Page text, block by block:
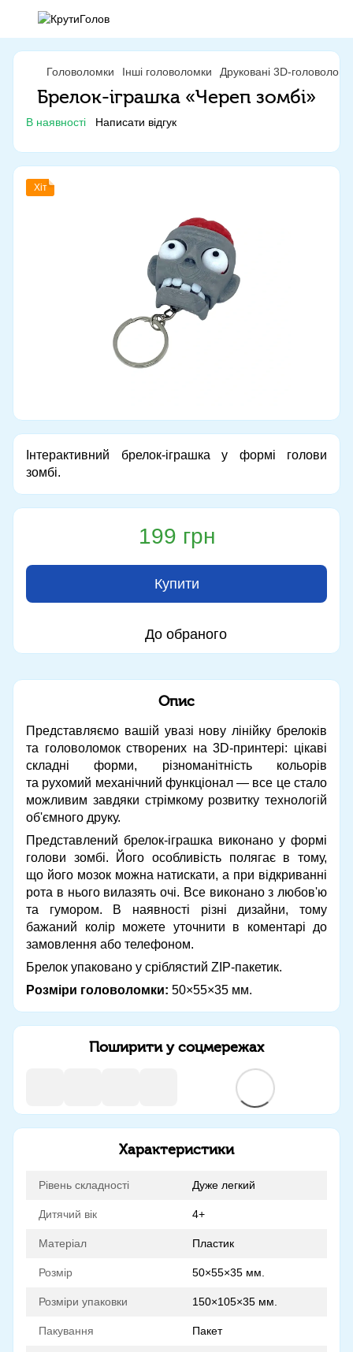
Головоломки Інші головоломки Друковані 3D-
Брелок-іграшка «Череп зомбі»
В наявності Написати відгук
Хіт
Інтерактивний брелок-іграшка у формі голови
зомбі.
199 грн
Купити
До обраного
Опис
Представляємо вашій увазі нову лінійку брелоків
та головоломок створених на 3D-принтері: цікаві
складні форми, різноманітність кольорів
та рухомий механічний функціонал — все це стало
можливим завдяки стрімкому розвитку технологій
об'ємного друку.
Представлений брелок-іграшка виконано у формі
голови зомбі. Його особливість полягає в тому,
що його мозок можна натискати, а при відкриванні
рота в нього вилазять очі. Все виконано з любов'ю
та гумором. В наявності різні дизайни, тому
бажаний колір можете уточнити в коментарі до
замовлення або телефоном.
Брелок упаковано у сріблястий ZIP-пакетик.
Розміри головоломки: 50×55×35 мм.
Поширити у соцмережах
Характеристики
Рівень складності Дуже легкий
Дитячий вік 4+
Матеріал Пластик
Розмір 50×55×35 мм.
Розміри упаковки 150×105×35 мм.
Пакування Пакет